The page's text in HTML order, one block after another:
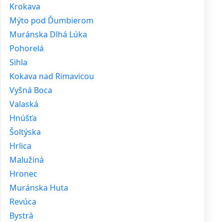
Krokava
Mýto pod Ďumbierom
Muránska Dlhá Lúka
Pohorelá
Sihla
Kokava nad Rimavicou
Vyšná Boca
Valaská
Hnúšťa
Šoltýska
Hrlica
Malužiná
Hronec
Muránska Huta
Revúca
Bystrá